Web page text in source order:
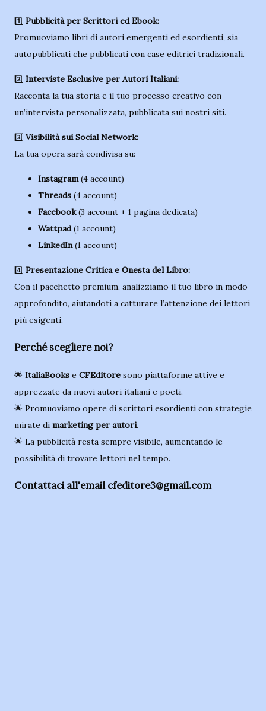
1️⃣ Pubblicità per Scrittori ed Ebook:
Promuoviamo libri di autori emergenti ed esordienti, sia
autopubblicati che pubblicati con case editrici tradizionali.
2️⃣ Interviste Esclusive per Autori Italiani:
Racconta la tua storia e il tuo processo creativo con
un’intervista personalizzata, pubblicata sui nostri siti.
3️⃣ Visibilità sui Social Network:
La tua opera sarà condivisa su:
Instagram(4 account)
Threads (4 account)
Facebook(3 account + 1 pagina dedicata)
Wattpad(1 account)
LinkedIn(1 account)
4️⃣ Presentazione Critica e Onesta del Libro:
Con il pacchetto premium, analizziamo il tuo libro in modo
approfondito, aiutandoti a catturare l’attenzione dei lettori
più esigenti.
Perché scegliere noi?
🌟 ItaliaBooks e CFEditore sono piattaforme attive e
apprezzate da nuovi autori italiani e poeti.
🌟 Promuoviamo opere di scrittori esordienti con strategie
mirate di marketing per autori.
🌟 La pubblicità resta sempre visibile, aumentando le
possibilità di trovare lettori nel tempo.
Contattaci all'email cfeditore3@gmail.com